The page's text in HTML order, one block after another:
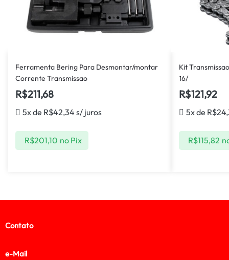
Ferramenta Bering Para Desmontar/montar
Corrente Transmissao
R$211,68
5x de R$42,34 s/ juros
R$201,10 no Pix
Kit
16/
R$121,92
5x de R$
R$115,82
Contato
e-Mail